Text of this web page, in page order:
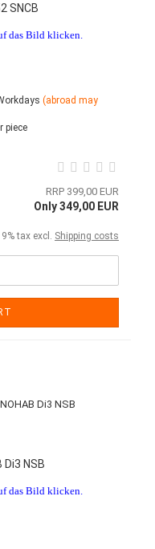
SNCB
das Bild klicken.
(abroad may
piece
RRP 399,00 EUR
Only 349,00 EUR
tax excl. Shipping costs
Di3 NSB
das Bild klicken.